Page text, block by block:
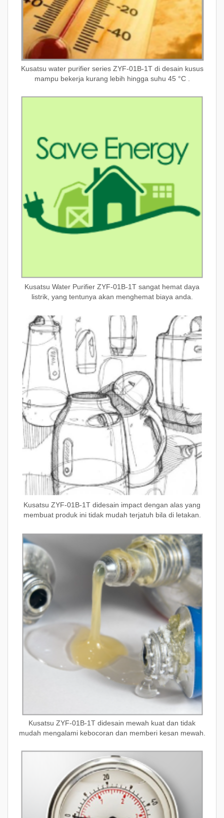
Kusatsu water purifier series ZYF-01B-1T di desain kusus
mampu bekerja kurang lebih hingga suhu 45 °C .
Kusatsu Water Purifier ZYF-01B-1T sangat hemat daya
listrik, yang tentunya akan menghemat biaya anda.
Kusatsu ZYF-01B-1T didesain impact dengan alas yang
membuat produk ini tidak mudah terjatuh bila di letakan.
Kusatsu ZYF-01B-1T didesain mewah kuat dan tidak
mudah mengalami kebocoran dan memberi kesan mewah.